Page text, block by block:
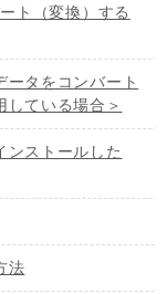
ト（変換）する
ータをコンバート
している場合＞
ンストールした
法